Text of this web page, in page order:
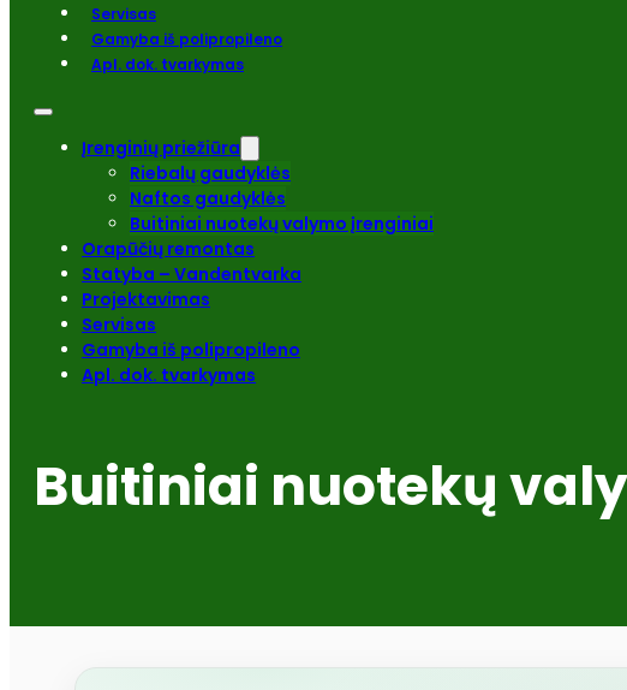
Servisas
Gamyba iš polipropileno
Apl. dok. tvarkymas
Įrenginių priežiūra
Riebalų gaudyklės
Naftos gaudyklės
Buitiniai nuotekų valymo įrenginiai
Orapūčių remontas
Statyba – Vandentvarka
Projektavimas
Servisas
Gamyba iš polipropileno
Apl. dok. tvarkymas
Buitiniai nuotekų